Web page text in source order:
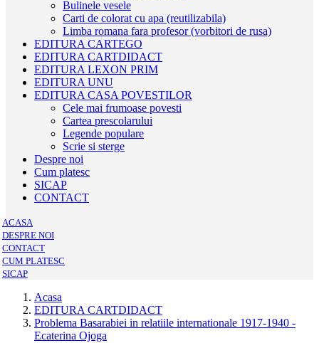
Bulinele vesele
Carti de colorat cu apa (reutilizabila)
Limba romana fara profesor (vorbitori de rusa)
EDITURA CARTEGO
EDITURA CARTDIDACT
EDITURA LEXON PRIM
EDITURA UNU
EDITURA CASA POVESTILOR
Cele mai frumoase povesti
Cartea prescolarului
Legende populare
Scrie si sterge
Despre noi
Cum platesc
SICAP
CONTACT
ACASA
DESPRE NOI
CONTACT
CUM PLATESC
SICAP
Acasa
EDITURA CARTDIDACT
Problema Basarabiei in relatiile internationale 1917-1940 -
Ecaterina Ojoga